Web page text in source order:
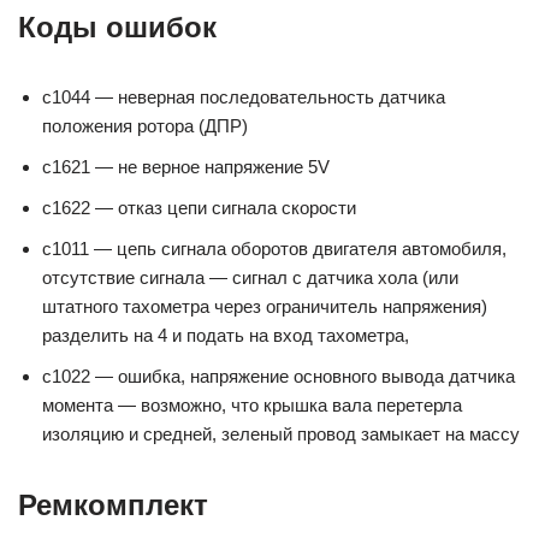
Коды ошибок
с1044 — неверная последовательность датчика
положения ротора (ДПР)
c1621 — не верное напряжение 5V
с1622 — отказ цепи сигнала скорости
c1011 — цепь сигнала оборотов двигателя автомобиля,
отсутствие сигнала — сигнал с датчика хола (или
штатного тахометра через ограничитель напряжения)
разделить на 4 и подать на вход тахометра,
c1022 — ошибка, напряжение основного вывода датчика
момента — возможно, что крышка вала перетерла
изоляцию и средней, зеленый провод замыкает на массу
Ремкомплект